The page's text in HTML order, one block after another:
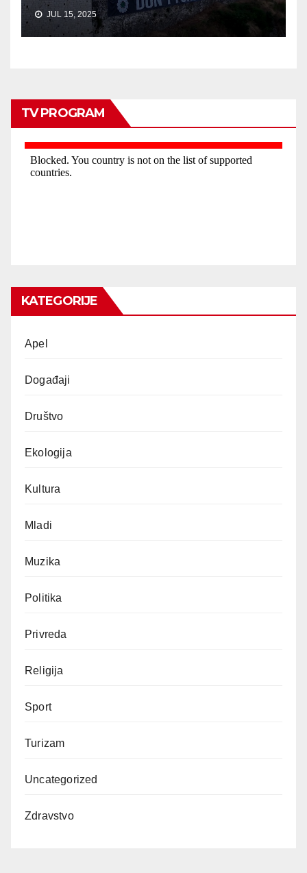
JUL 15, 2025
TV PROGRAM
KATEGORIJE
Apel
Događaji
Društvo
Ekologija
Kultura
Mladi
Muzika
Politika
Privreda
Religija
Sport
Turizam
Uncategorized
Zdravstvo